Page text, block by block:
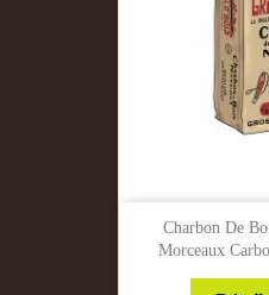
Charbon De
Morceaux